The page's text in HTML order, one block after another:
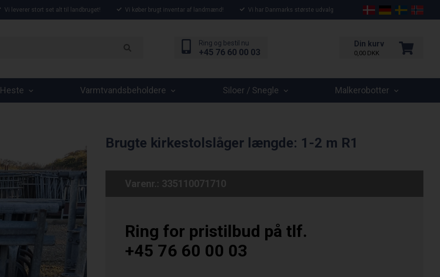
Vi leverer stort set alt til landbruget! Vi køber brugt inventar af landmænd! Vi har Danmarks største udvalg
Din kurv
0,00 DKK
Ring og bestil nu
+45 76 60 00 03
Heste Varmtvandsbeholdere Siloer / Snegle Malkerobotter
Brugte kirkestolslåger længde: 1-2 m R1
Varenr.: 335110071710
Ring for pristilbud på tlf.
+45 76 60 00 03